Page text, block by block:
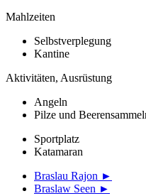
Mahlzeiten
Selbstverplegung
Kantine
Aktivitäten, Ausrüstung
Angeln
Pilze und
Sportplatz
Katamaran
Braslau Rajon ►
Braslaw Seen ►